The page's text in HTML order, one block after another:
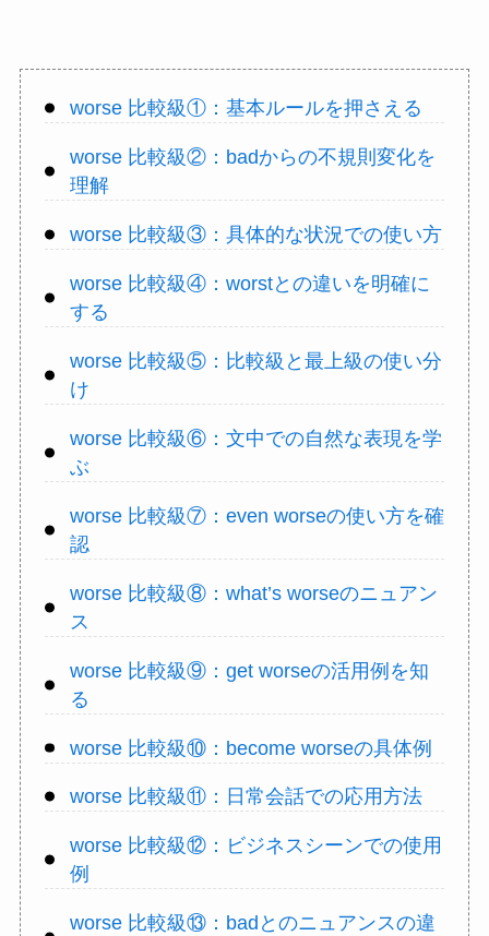
worse 比較級①：基本ルールを押さえる
worse 比較級②：badからの不規則変化を
理解
worse 比較級③：具体的な状況での使い方
worse 比較級④：worstとの違いを明確に
する
worse 比較級⑤：比較級と最上級の使い分
け
worse 比較級⑥：文中での自然な表現を学
ぶ
worse 比較級⑦：even worseの使い方を確
認
worse 比較級⑧：what’s worseのニュアン
ス
worse 比較級⑨：get worseの活用例を知
る
worse 比較級⑩：become worseの具体例
worse 比較級⑪：日常会話での応用方法
worse 比較級⑫：ビジネスシーンでの使用
例
worse 比較級⑬：badとのニュアンスの違